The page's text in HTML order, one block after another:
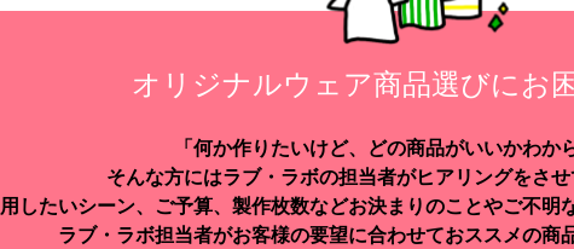
オリジナルウェア商品選びにお
「何か作りたいけど、どの商品がいいかわか
そんな方にはラブ・ラボの担当者がヒアリングをさせ
したいシーン、ご予算、製作枚数などお決まりのことやご不明
ラブ・ラボ担当者がお客様の要望に合わせておススメの商